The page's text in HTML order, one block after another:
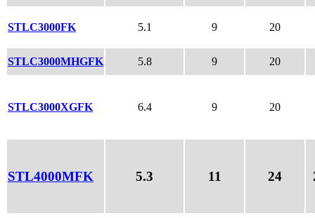
STLC3000FK 5.1 9 20
STLC3000MHGFK 5.8 9 20
STLC3000XGFK 6.4 9 20
STL4000MFK 5.3 11 24